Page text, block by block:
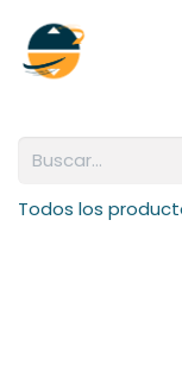
Todos los